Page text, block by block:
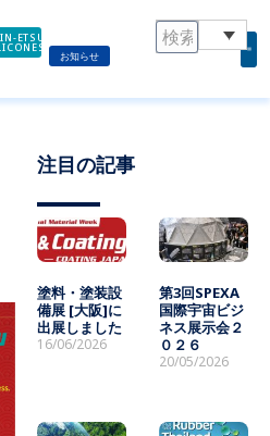
ETSU
お知らせ
注目の記事
塗料・塗装設
備展 [大阪]に
出展しました
16/06/2026
第3回SPEXA
国際宇宙ビジ
ネス展示会２
０２６
20/05/2026